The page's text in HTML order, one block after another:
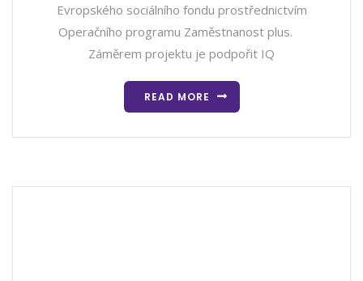
Evropského sociálního fondu prostřednictvím
Operačního programu Zaměstnanost plus.
Záměrem projektu je podpořit IQ
READ MORE